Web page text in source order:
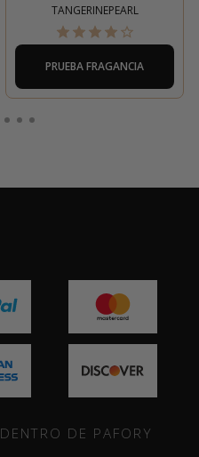
TANGERINEPEARL
PRUEBA FRAGANCIA
DENTRO DE PAFORY